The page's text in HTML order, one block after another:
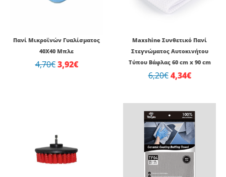
Πανί Μικροϊνών Γυαλίσματος
40Χ40 Μπλε
4,70€3,92€
Maxshine Συνθετικό Πανί
Στεγνώματος Αυτοκινήτου
Τύπου Βάφλας 60 cm x 90 cm
6,20€4,34€